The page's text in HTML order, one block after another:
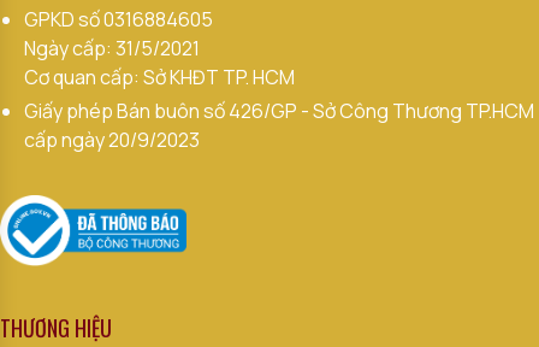
GPKD số0316884605
Ngày cấp: 31/5/2021
Cơ quan cấp: Sở KHĐT TP. HCM
Giấy phép Bán buôn số 426/GP - Sở Công Thương TP.HCM
cấp ngày 20/9/2023
THƯƠNG HIỆU